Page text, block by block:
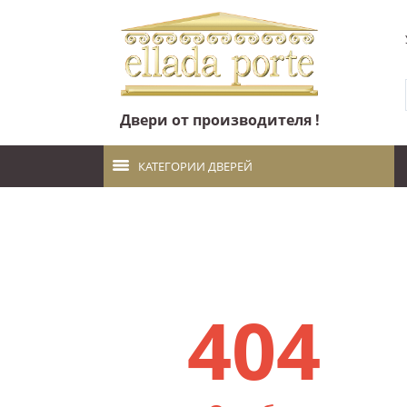
Двери от производителя !
КАТЕГОРИИ ДВЕРЕЙ
404